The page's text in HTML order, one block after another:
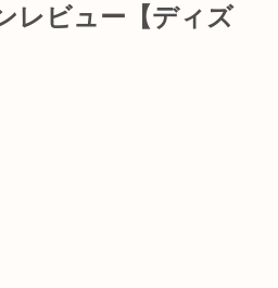
レビュー【ディズ